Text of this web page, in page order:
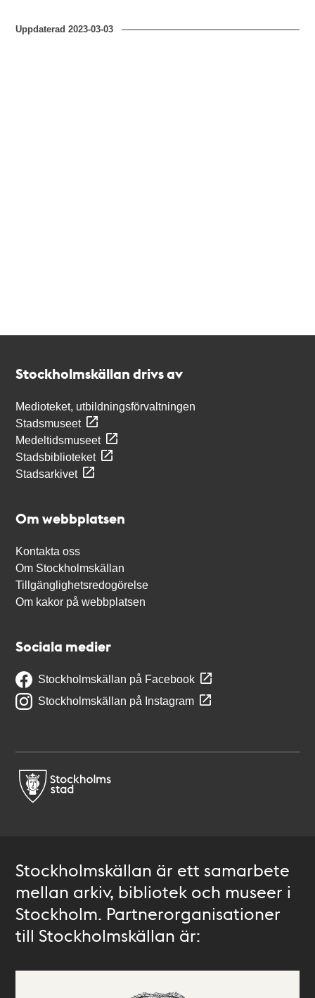
Uppdaterad2023-03-03
Stockholmskällan drivs av
Medioteket, utbildningsförvaltningen
Stadsmuseet
Medeltidsmuseet
Stadsbiblioteket
Stadsarkivet
Om webbplatsen
Kontakta oss
Om Stockholmskällan
Tillgänglighetsredogörelse
Om kakor på webbplatsen
Sociala medier
Stockholmskällan på Facebook
Stockholmskällan på Instagram
Stockholmskällan är ett samarbete
mellan arkiv, bibliotek och museer i
Stockholm. Partnerorganisationer
till Stockholmskällan är: